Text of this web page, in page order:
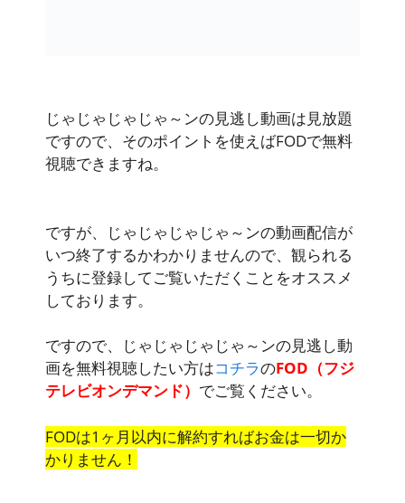
じゃじゃじゃじゃ～ンの見逃し動画は見放題
ですので、そのポイントを使えばFODで無料
視聴できますね。
ですが、じゃじゃじゃじゃ～ンの動画配信が
いつ終了するかわかりませんので、観られる
うちに登録してご覧いただくことをオススメ
しております。
ですので、じゃじゃじゃじゃ～ンの見逃し動
画を無料視聴したい方はコチラのFOD（フジ
テレビオンデマンド） でご覧ください。
FODは1ヶ月以内に解約すればお金は一切か
かりません！